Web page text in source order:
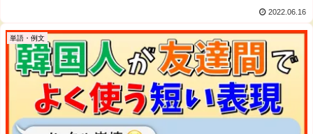
2022.06.16
単語・例文